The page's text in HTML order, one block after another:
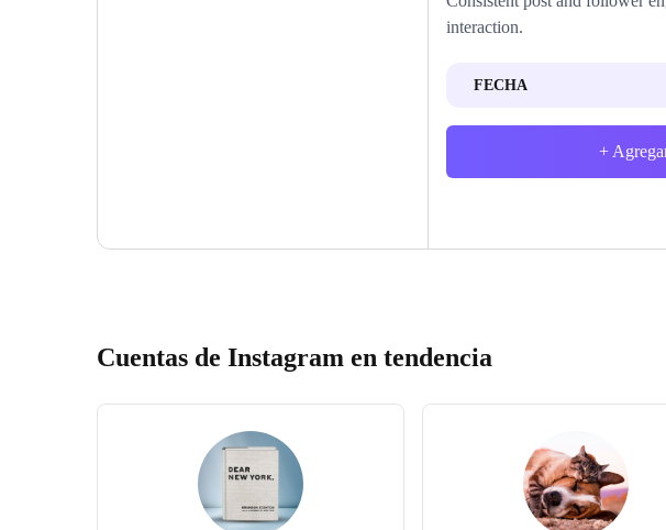
interaction.
FECHA
+
Cuentas de Instagram en tendencia